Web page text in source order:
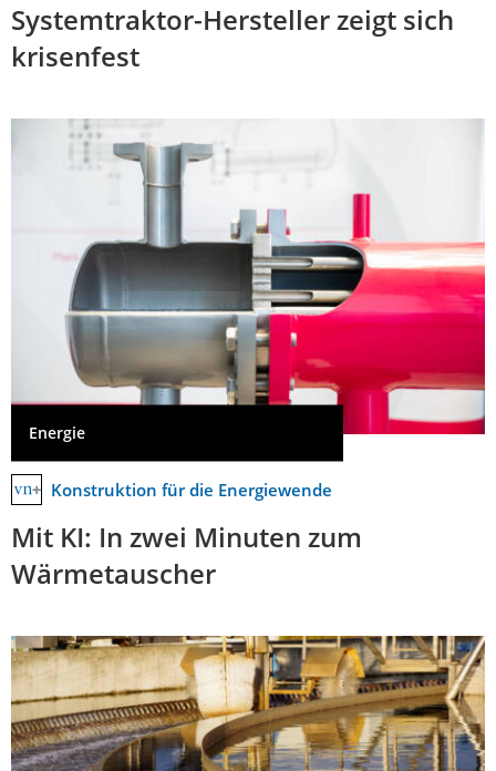
Systemtraktor-Hersteller zeigt sich
krisenfest
Energie
Konstruktion für die Energiewende
Mit KI: In zwei Minuten zum
Wärmetauscher